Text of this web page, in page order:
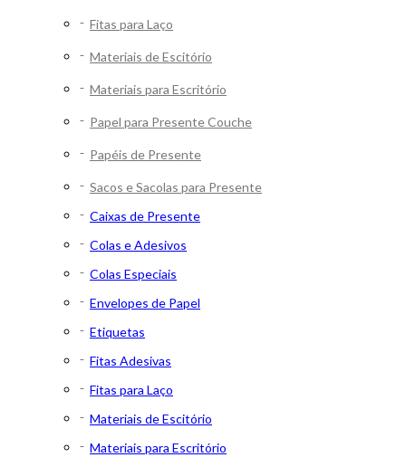
Fitas para Laço
Materiais de Escitório
Materiais para Escritório
Papel para Presente Couche
Papéis de Presente
Sacos e Sacolas para Presente
Caixas de Presente
Colas e Adesivos
Colas Especiais
Envelopes de Papel
Etiquetas
Fitas Adesivas
Fitas para Laço
Materiais de Escitório
Materiais para Escritório